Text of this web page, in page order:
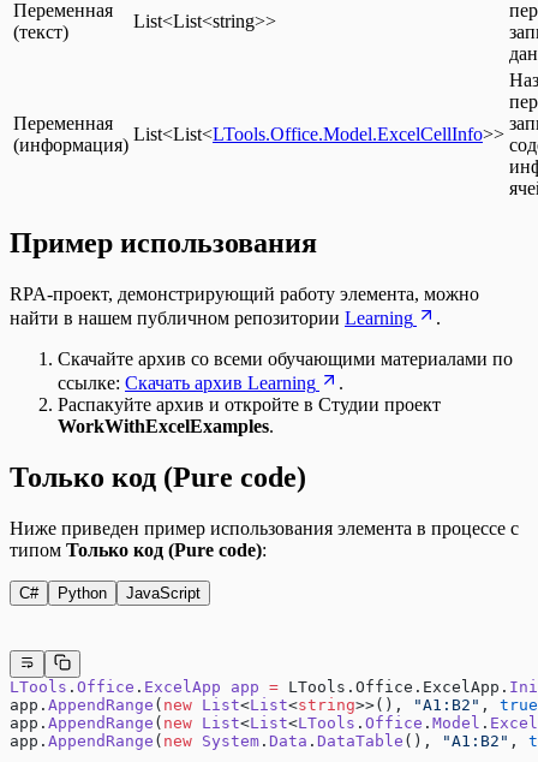
Переменная
(текст)
List<List<string>>
Переменная
(информация)
List<List<LTools.Office.Model.ExcelCellInfo>>
Пример использования
RPA-проект, демонстрирующий работу элемента, можно
найти в нашем публичном репозитории Learning
.
Скачайте архив со всеми обучающими материалами по
ссылке: Скачать архив Learning
.
Распакуйте архив и откройте в Студии проект
WorkWithExcelExamples.
Только код (Pure code)
Ниже приведен пример использования элемента в процессе с
типом Только код (Pure code):
C# Python JavaScript
LTools . Office . ExcelApp app = LTools.Office.ExcelApp.
app. AppendRange ( new List<List<string>>(), "A1:B2" , true
app. AppendRange ( new List<List<LTools . Office . Model .
app. AppendRange ( new System . Data . DataTable (), "A1:B2" ,